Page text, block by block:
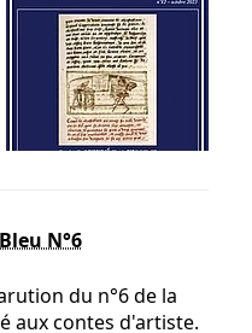
N°6
du n°6 de la
aux contes d'artiste.